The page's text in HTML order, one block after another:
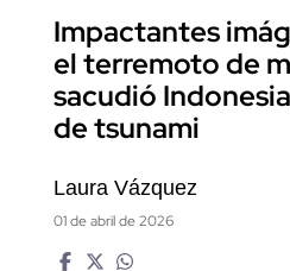
Impactantes
el terremoto de
sacudió
de tsunami
Laura Vázquez
01 de abril de 2026